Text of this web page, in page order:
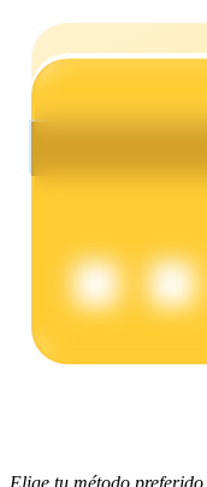
Elige tu método preferido